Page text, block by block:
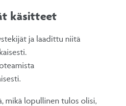
käsitteet
ja laadittu niitä
mikä lopullinen tulos olisi,